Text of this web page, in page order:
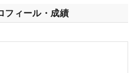
フィール・成績